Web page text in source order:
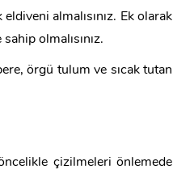
almalısınız. Ek olarak
olmalısınız.
örgü tulum ve sıcak tutan
çizilmeleri önlemede